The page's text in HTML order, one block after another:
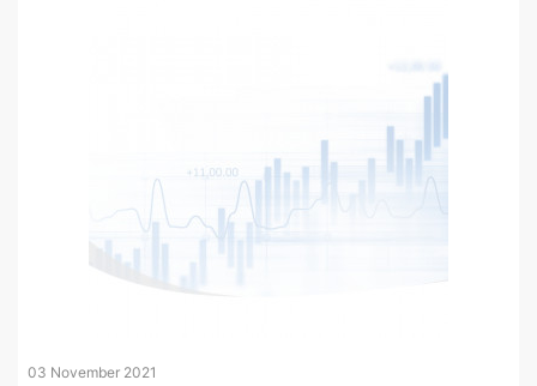
03 November 2021